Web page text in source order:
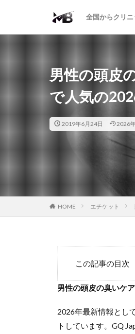
全国からクリ
二重・まぶた
鼻の形
小顔・輪郭
痩身・医療ダ
肌の悩み・ス
わきが・多汗
AGA
包茎・ED
医療脱毛
脱毛サロン
パーソナルジ
男性の頭皮
で人気の
2019年6月24日 2026
HOME エチケット
目次
男性
皮の
臭い
男性の頭皮の臭いケ
2026年最新情報とし
トしています。GQ